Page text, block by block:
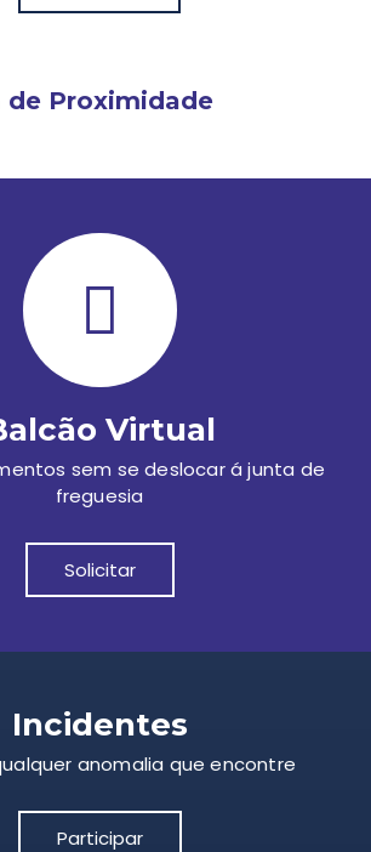
de Proximidade
Virtual
sem se deslocar á junta de
freguesia
Solicitar
Incidentes
anomalia que encontre
Participar